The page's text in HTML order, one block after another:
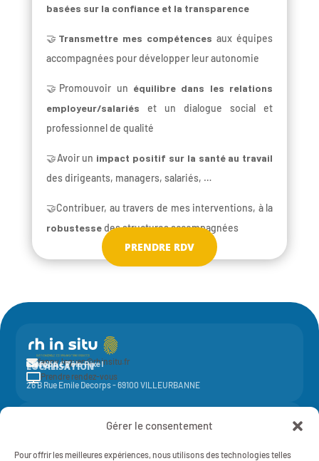
Gérer le consentement
Pour offrir les meilleures expériences, nous utilisons des technologies telles
basées sur la confiance et la transparence
🤝 Transmettre mes compétences aux équipes
accompagnées pour développer leur autonomie
🤝Promouvoir un équilibre dans les relations
employeur/salariés et un dialogue social et
professionnel de qualité
🤝Avoir un impact positif sur la santé au travail
des dirigeants, managers, salariés, …
🤝Contribuer, au travers de mes interventions, à la
robustessedes structures accompagnées
PRENDRE RDV
CONTACT
fanny.leguen@rhinsitu.fr
Prendre rendez-vous
LOCALISATION
Elycoop - Pôle Pixel
26 B Rue Emile Decorps - 69100 VILLEURBANNE
SIREN 429 851 637 - NAF 7022Z - 429 851 637 RCS Lyon